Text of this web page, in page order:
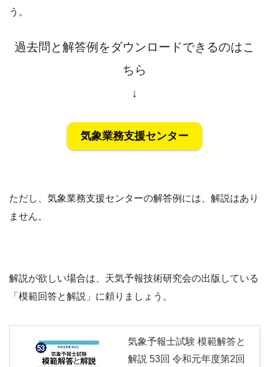
う。
過去問と解答例をダウンロードできるのはこ
ちら
↓
気象業務支援センター
ただし、気象業務支援センターの解答例には、解説はあり
ません。
解説が欲しい場合は、天気予報技術研究会の出版している
「模範回答と解説」に頼りましょう。
気象予報士試験 模範解答と
解説 53回 令和元年度第2回